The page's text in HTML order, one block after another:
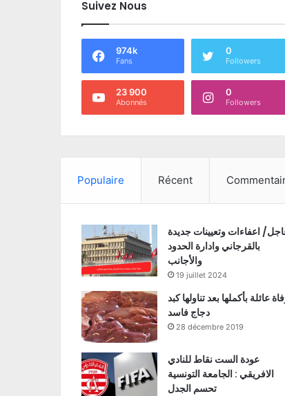
Suivez Nous
974k
Fans
0
Followers
23 900
Abonnés
0
Followers
Populaire Récent
اعفاءات وتعيينات جديدة
بالقرجاني وادارة الحدود
والأجانب
19 juillet 2024
عائلة بأكملها بعد تناولها كبد
دجاج فاسد
28 décembre 2019
عودة الست نقاط للنادي
الافريقي : الجامعة التونسية
تحسم الجدل